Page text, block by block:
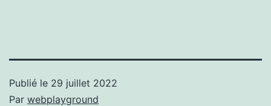
Publié le 29 juillet 2022
Par webplayground